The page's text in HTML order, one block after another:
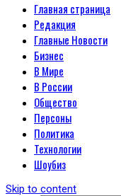
шоу-
Главная страница
Редакция
Главные Новости
Бизнес
В Мире
В России
Общество
Персоны
Политика
Технологии
Шоубиз
Skip to content